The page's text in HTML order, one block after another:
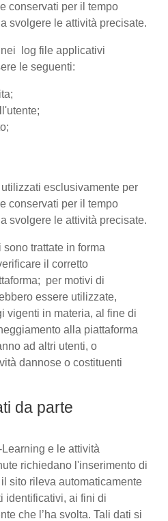
conservati per il tempo
svolgere le attività precisate.
log file applicativi
le seguenti:
esclusivamente per
conservati per il tempo
svolgere le attività precisate.
trattate in forma
il corretto
per motivi di
essere utilizzate,
vigenti in materia, al fine di
alla piattaforma
ad altri utenti, o
dannose o costituenti
da parte
e le attività
richiedano l'inserimento di
sito rileva automaticamente
identificativi, ai fini di
che l’ha svolta. Tali dati si